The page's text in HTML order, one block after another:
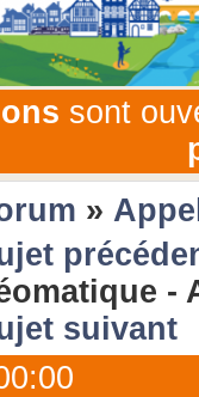
sont
»
-
suivant